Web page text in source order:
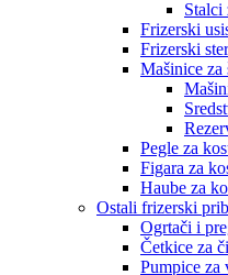
Stalci
Frizerski
Frizerski
Mašinice za
Pegle za
Figara za
Haube za
Ostali frizerski
Ogrtači i
Četkice za
Pumpice za